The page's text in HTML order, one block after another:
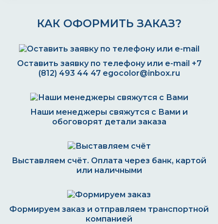
КАК ОФОРМИТЬ ЗАКАЗ?
Оставить заявку по телефону или e-mail +7
(812) 493 44 47 egocolor@inbox.ru
Наши менеджеры свяжутся с Вами и
обоговорят детали заказа
Выставляем счёт. Оплата через банк, картой
или наличными
Формируем заказ и отправляем транспортной
компанией